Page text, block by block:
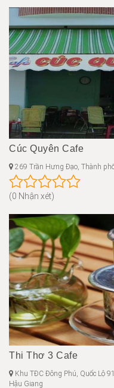
Cúc Quyên Cafe
269 Trần Hưng Đạo, Thành
(0 Nhận xét)
Thi Thơ 3 Cafe
Khu TĐC Đông Phú, Quốc Lộ
Hậu Giang